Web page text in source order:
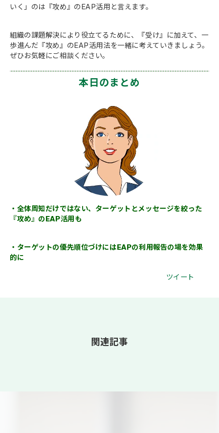
いく」のは『攻め』のEAP活用と言えます。
組織の課題解決により役立てるために、『受け』に加えて、一
歩進んだ『攻め』のEAP活用法を一緒に考えていきましょう。
ぜひお気軽にご相談ください。
本日のまとめ
・全体周知だけではない、ターゲットとメッセージを絞った
『攻め』のEAP活用も
・ターゲットの優先順位づけにはEAPの利用報告の場を効果
的に
ツイート
関連記事